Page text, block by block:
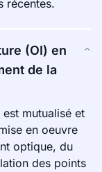
récentes.
(OI) en
de la
mutualisé et
en oeuvre
optique, du
des points